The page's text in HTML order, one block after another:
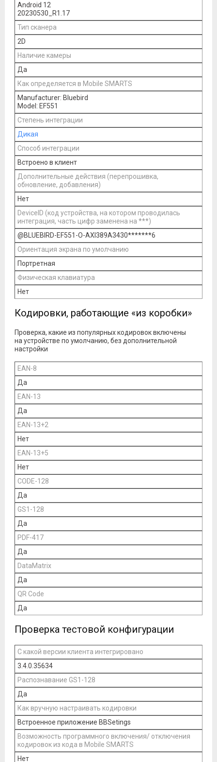
Android 12
20230530_R1.17
Тип сканера
2D
Наличие камеры
Да
Как определяется в Mobile SMARTS
Manufacturer: Bluebird
Model: EF551
Степень интеграции
Дикая
Способ интеграции
Встроено в клиент
Дополнительные действия (перепрошивка,
обновление, добавления)
Нет
DeviceID (код устройства, на котором проводилась
интеграция, часть цифр заменена на ***)
@BLUEBIRD-EF551-O-AXI389A3430*******6
Ориентация экрана по умолчанию
Портретная
Физическая клавиатура
Нет
Кодировки, работающие «из коробки»
Проверка, какие из популярных кодировок включены
на устройстве по умолчанию, без дополнительной
настройки
EAN-8
Да
EAN-13
Да
EAN-13+2
Нет
EAN-13+5
Нет
CODE-128
Да
GS1-128
Да
PDF-417
Да
DataMatrix
Да
QR Code
Да
Проверка тестовой конфигурации
С какой версии клиента интегрировано
3.4.0.35634
Распознавание GS1-128
Да
Как вручную настраивать кодировки
Встроенное приложение BBSetings
Возможность программного включения/ отключения
кодировок из кода в Mobile SMARTS
Нет